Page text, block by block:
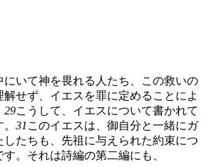
にいて神を畏れる人たち、この救いの
せず、イエスを罪に定めることによ
29こうして、イエスについて書かれて
31 このイエスは、御自分と一緒にガ
したちも、先祖に与えられた約束につ
。それは詩編の第二編にも、